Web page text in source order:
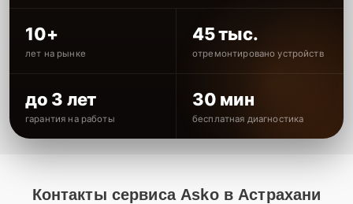
10+
лет на рынке
45 тыс.
отремонтировано устройств
до 3 лет
гарантия на работы
30 мин
бесплатная диагностика
Контакты сервиса Asko в Астрахани